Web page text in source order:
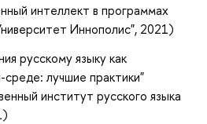
интеллект в программах
Иннополис", 2021)
русскому языку как
лучшие практики"
институт русского языка